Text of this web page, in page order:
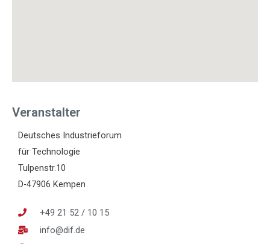
Veranstalter
Deutsches Industrieforum
für Technologie
Tulpenstr.10
D-47906 Kempen
+49 21 52 / 10 15
info@dif.de